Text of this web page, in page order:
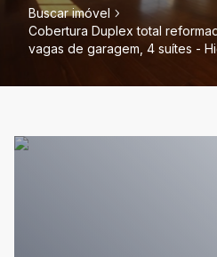
Buscar imóvel
Cobertura Duplex total
vagas de garagem, 4 suítes -